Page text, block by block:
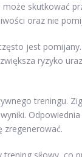
skutkować
oraz nie
jest
ryzyko
treningu.
zregenerować.